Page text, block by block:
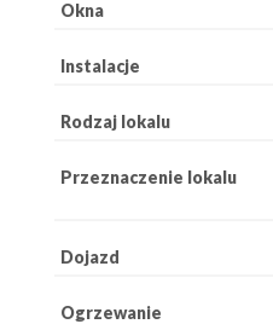
Okna
Instalacje
Rodzaj lokalu
Przeznaczenie lokalu
Dojazd
Ogrzewanie